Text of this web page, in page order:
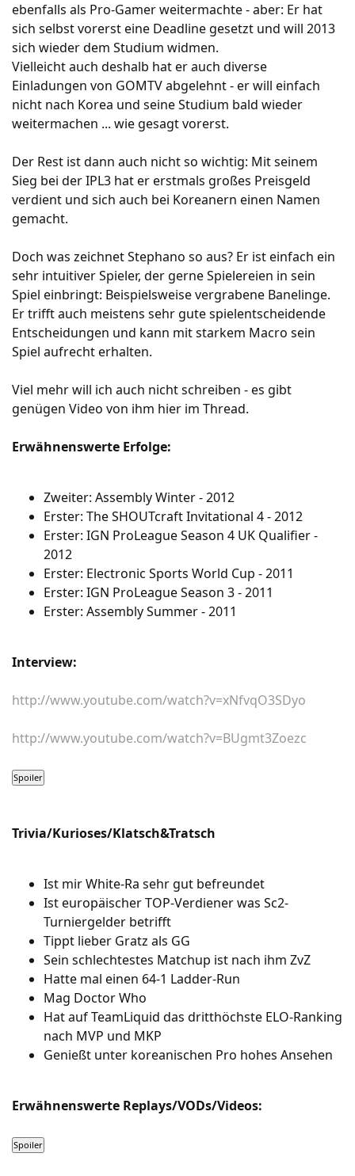
ebenfalls als Pro-Gamer weitermachte - aber: Er hat
sich selbst vorerst eine Deadline gesetzt und will 2013
sich wieder dem Studium widmen.
Vielleicht auch deshalb hat er auch diverse
Einladungen von GOMTV abgelehnt - er will einfach
nicht nach Korea und seine Studium bald wieder
weitermachen ... wie gesagt vorerst.
Der Rest ist dann auch nicht so wichtig: Mit seinem
Sieg bei der IPL3 hat er erstmals großes Preisgeld
verdient und sich auch bei Koreanern einen Namen
gemacht.
Doch was zeichnet Stephano so aus? Er ist einfach ein
sehr intuitiver Spieler, der gerne Spielereien in sein
Spiel einbringt: Beispielsweise vergrabene Banelinge.
Er trifft auch meistens sehr gute spielentscheidende
Entscheidungen und kann mit starkem Macro sein
Spiel aufrecht erhalten.
Viel mehr will ich auch nicht schreiben - es gibt
genügen Video von ihm hier im Thread.
Erwähnenswerte Erfolge:
Zweiter: Assembly Winter - 2012
Erster: The SHOUTcraft Invitational 4 - 2012
Erster: IGN ProLeague Season 4 UK Qualifier -
2012
Erster: Electronic Sports World Cup - 2011
Erster: IGN ProLeague Season 3 - 2011
Erster: Assembly Summer - 2011
Interview:
http://www.youtube.com/watch?v=xNfvqO3SDyo
http://www.youtube.com/watch?v=BUgmt3Zoezc
Trivia/Kurioses/Klatsch&Tratsch
Ist mir White-Ra sehr gut befreundet
Ist europäischer TOP-Verdiener was Sc2-
Turniergelder betrifft
Tippt lieber Gratz als GG
Sein schlechtestes Matchup ist nach ihm ZvZ
Hatte mal einen 64-1 Ladder-Run
Mag Doctor Who
Hat auf TeamLiquid das dritthöchste ELO-Ranking
nach MVP und MKP
Genießt unter koreanischen Pro hohes Ansehen
Erwähnenswerte Replays/VODs/Videos: